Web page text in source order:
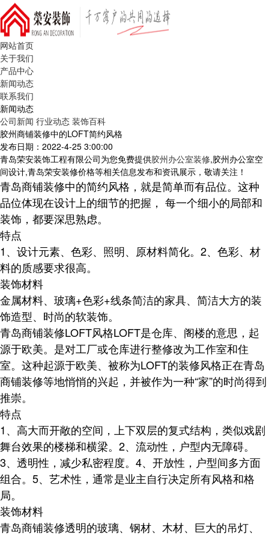
网站首页
关于我们
产品中心
新闻动态
联系我们
新闻动态
公司新闻 行业动态 装饰百科
胶州商铺装修中的LOFT简约风格
发布日期：2022-4-25 3:00:00
青岛荣安装饰工程有限公司为您免费提供胶州办公室装修,胶州办公室空
间设计,青岛荣安装修价格等相关信息发布和资讯展示，敬请关注！
青岛商铺装修中的简约风格，就是简单而有品位。这种
品位体现在设计上的细节的把握， 每一个细小的局部和
装饰，都要深思熟虑。
特点
1、设计元素、色彩、照明、原材料简化。2、色彩、材
料的质感要求很高。
装饰材料
金属材料、玻璃+色彩+线条简洁的家具、简洁大方的装
饰造型、时尚的软装饰。
青岛商铺装修LOFT风格LOFT是仓库、阁楼的意思，起
源于欧美。是对工厂或仓库进行整修改为工作室和住
室。这种起源于欧美、被称为LOFT的装修风格正在青岛
商铺装修等地悄悄的兴起，并被作为一种“家”的时尚得到
推崇。
特点
1、高大而开敞的空间，上下双层的复式结构，类似戏剧
舞台效果的楼梯和横梁。2、流动性，户型内无障碍。
3、透明性，减少私密程度。4、开放性，户型间多方面
组合。5、艺术性，通常是业主自行决定所有风格和格
局。
装饰材料
青岛商铺装修透明的玻璃、钢材、木材、巨大的吊灯、